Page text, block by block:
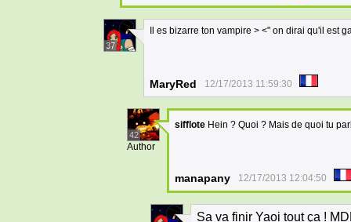
37
Il es bizarre ton vampire > <" on dirai qu'il est
MaryRed 12/17/2013 11:59:30
42
Author
sifflote Hein ? Quoi ? Mais de quoi tu
manapany 12/17/2013 12:04:50
Sa va finir Yaoi tout ça !